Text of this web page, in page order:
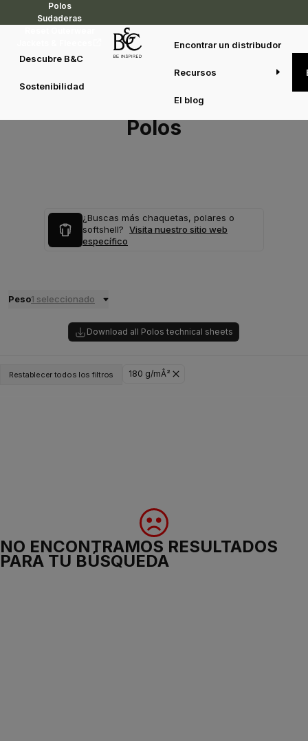
Polos
Sudaderas
Descubre B&C
Sostenibilidad
Encontrar un distribudor
Recursos
El blog
Polos
¿Buscas más chaquetas, polares o
softshell? Visita nuestro sitio web
específico
Peso1 seleccionado
Download all Polos technical sheets
Restablecer todos los filtros 180 g/mÂ²
NO ENCONTRAMOS RESULTADOS
PARA TU BÚSQUEDA